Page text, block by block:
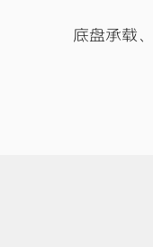
底盘承载